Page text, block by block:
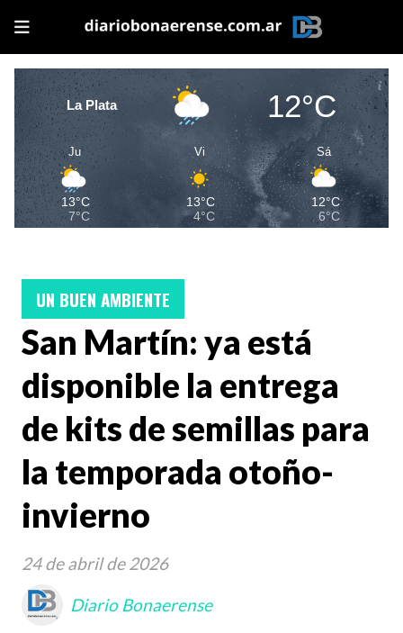
La Plata 12°C
Ju
13°C
7°C
Vi
13°C
4°C
Sá
12°C
6°C
San Martín: ya está
disponible la entrega
de kits de semillas para
la temporada otoño-
invierno
UN BUEN AMBIENTE
24 de abril de 2026
Diario Bonaerense